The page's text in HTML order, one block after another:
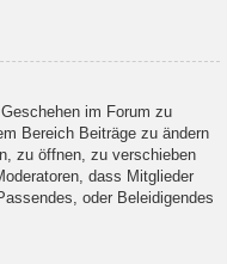
im Forum zu
Bereich Beiträge zu ändern
zu öffnen, zu verschieben
dass Mitglieder
oder Beleidigendes